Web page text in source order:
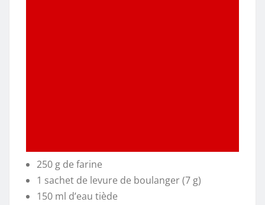
250 g de farine
1 sachet de levure de boulanger (7 g)
150 ml d’eau tiède